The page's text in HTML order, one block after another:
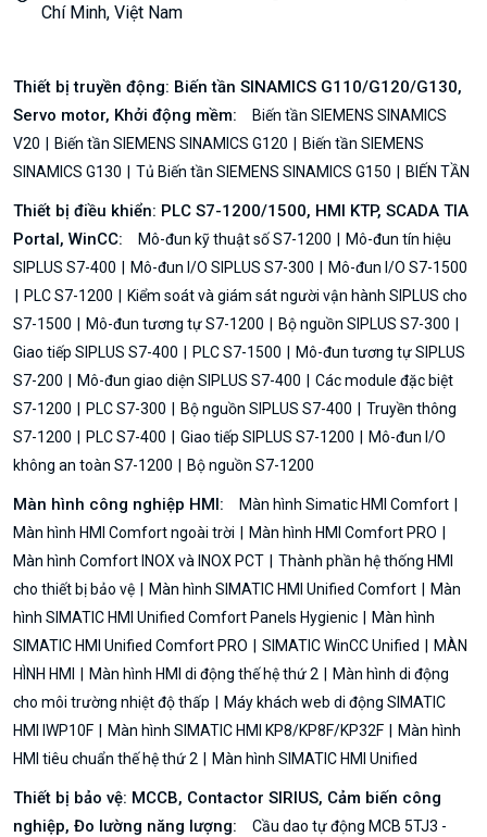
Chí Minh, Việt Nam
Thiết bị truyền động: Biến tần SINAMICS G110/G120/G130,
Servo motor, Khởi động mềm:
Biến tần SIEMENS SINAMICS
V20
Biến tần SIEMENS SINAMICS G120
Biến tần SIEMENS
SINAMICS G130
Tủ Biến tần SIEMENS SINAMICS G150 BIẾN TẦN
Thiết bị điều khiển: PLC S7-1200/1500, HMI KTP, SCADA TIA
Portal, WinCC:
Mô-đun kỹ thuật số S7-1200
Mô-đun tín hiệu
SIPLUS S7-400
Mô-đun I/O SIPLUS S7-300
Mô-đun I/O S7-1500
PLC S7-1200
Kiểm soát và giám sát người vận hành SIPLUS cho
S7-1500
Mô-đun tương tự S7-1200
Bộ nguồn SIPLUS S7-300
Giao tiếp SIPLUS S7-400
PLC S7-1500
Mô-đun tương tự SIPLUS
S7-200
Mô-đun giao diện SIPLUS S7-400
Các module đặc biệt
S7-1200
PLC S7-300 Bộ nguồn SIPLUS S7-400
Truyền thông
S7-1200
PLC S7-400 Giao tiếp SIPLUS S7-1200
Mô-đun I/O
không an toàn S7-1200
Bộ nguồn S7-1200
Màn hình công nghiệp HMI:
Màn hình Simatic HMI Comfort
Màn hình HMI Comfort ngoài trời
Màn hình HMI Comfort PRO
Màn hình Comfort INOX và INOX PCT
Thành phần hệ thống HMI
cho thiết bị bảo vệ
Màn hình SIMATIC HMI Unified Comfort
Màn
hình SIMATIC HMI Unified Comfort Panels Hygienic
Màn hình
SIMATIC HMI Unified Comfort PRO
SIMATIC WinCC Unified
MÀN
HÌNH HMI
Màn hình HMI di động thế hệ thứ 2
Màn hình di động
cho môi trường nhiệt độ thấp
Máy khách web di động SIMATIC
HMI IWP10F
Màn hình SIMATIC HMI KP8/KP8F/KP32F
Màn hình
HMI tiêu chuẩn thế hệ thứ 2
Màn hình SIMATIC HMI Unified
Thiết bị bảo vệ: MCCB, Contactor SIRIUS, Cảm biến công
nghiệp, Đo lường năng lượng:
Cầu dao tự động MCB 5TJ3 -